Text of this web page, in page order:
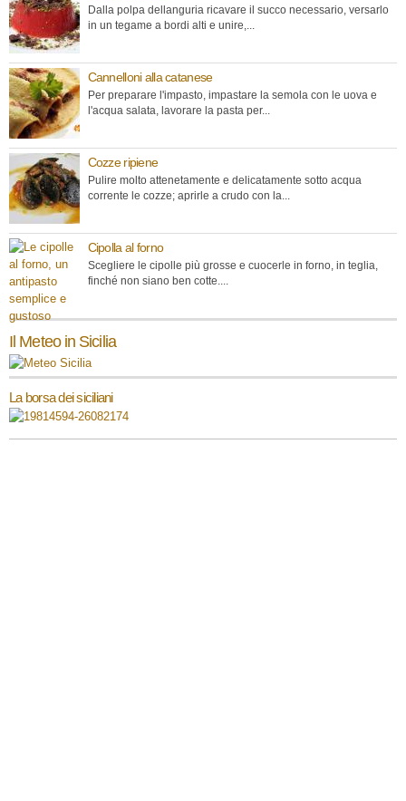
Dalla polpa dellanguria ricavare il succo necessario, versarlo
in un tegame a bordi alti e unire,...
Cannelloni alla catanese
Per preparare l'impasto, impastare la semola con le uova e
l'acqua salata, lavorare la pasta per...
Cozze ripiene
Pulire molto attenetamente e delicatamente sotto acqua
corrente le cozze; aprirle a crudo con la...
Cipolla al forno
Scegliere le cipolle più grosse e cuocerle in forno, in teglia,
finché non siano ben cotte....
Il Meteo in Sicilia
La borsa dei siciliani